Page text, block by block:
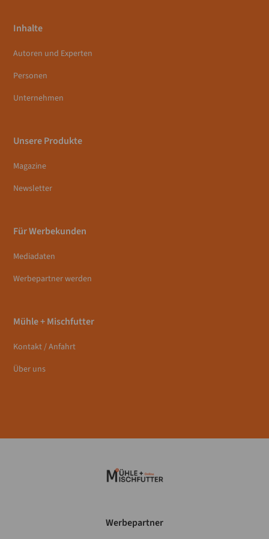
Inhalte
Autoren und Experten
Personen
Unternehmen
Unsere Produkte
Magazine
Newsletter
Für Werbekunden
Mediadaten
Werbepartner werden
Mühle + Mischfutter
Kontakt / Anfahrt
Über uns
Werbepartner